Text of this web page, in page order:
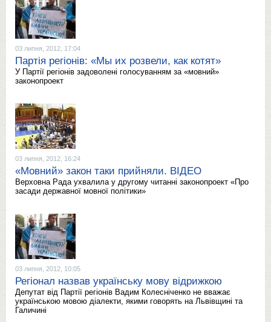
03 липня, 2012, 17:04
Партія регіонів: «Мы их розвели, как котят»
У Партії регіонів задоволені голосуванням за «мовний»
законопроект
03 липня, 2012, 16:24
«Мовний» закон таки прийняли. ВІДЕО
Верховна Рада ухвалила у другому читанні законопроект «Про
засади державної мовної політики»
03 липня, 2012, 10:05
Регіонал назвав українську мову відрижкою
Депутат від Партії регіонів Вадим Колесніченко не вважає
українською мовою діалекти, якими говорять на Львівщині та
Галичині